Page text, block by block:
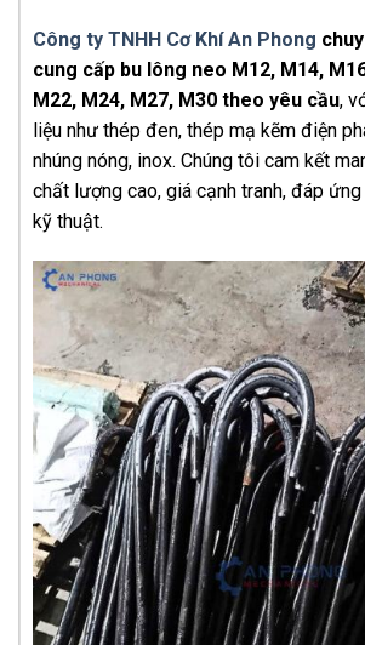
Công ty TNHH Cơ Khí An Phong
cung cấp bu lông neo M12, M14,
M22, M24, M27, M30 theo yêu cầu,
liệu như thép đen, thép mạ kẽm điện
nhúng nóng, inox. Chúng tôi cam kết
chất lượng cao, giá cạnh tranh, đáp
kỹ thuật.